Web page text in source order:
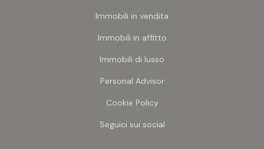
Immobili in vendita
Immobili in affitto
Immobili di lusso
Personal Advisor
Cookie Policy
Seguici sui social